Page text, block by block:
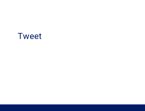
Tweet